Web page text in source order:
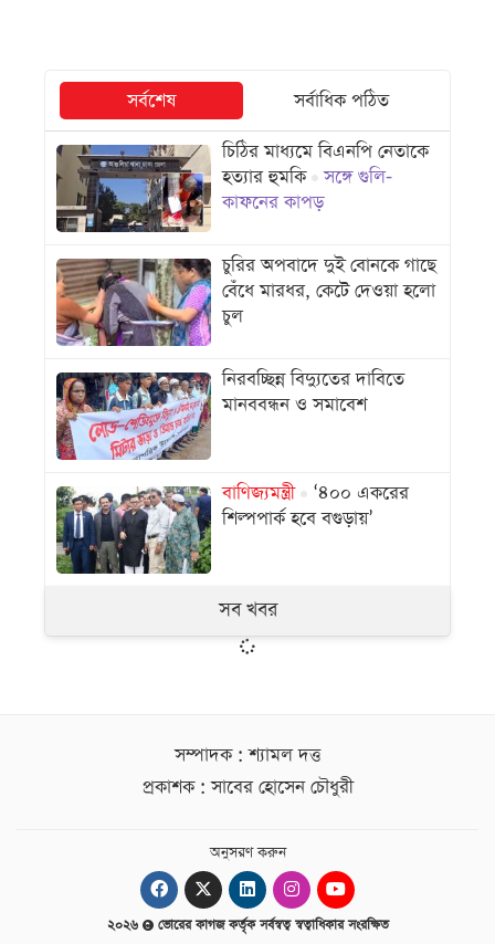
সর্বশেষ
সর্বাধিক পঠিত
চিঠির মাধ্যমে বিএনপি নেতাকে
হত্যার হুমকি
সঙ্গে গুলি-
কাফনের কাপড়
চুরির অপবাদে দুই বোনকে গাছে
বেঁধে মারধর, কেটে দেওয়া হলো
চুল
নিরবচ্ছিন্ন বিদ্যুতের দাবিতে
মানববন্ধন ও সমাবেশ
বাণিজ্যমন্ত্রী
‘৪০০ একরের
শিল্পপার্ক হবে বগুড়ায়’
সব খবর
সম্পাদক : শ্যামল দত্ত
প্রকাশক : সাবের হোসেন চৌধুরী
অনুসরণ করুন
২০২৬ ভোরের কাগজ কর্তৃক সর্বস্বত্ব স্বত্বাধিকার সংরক্ষিত